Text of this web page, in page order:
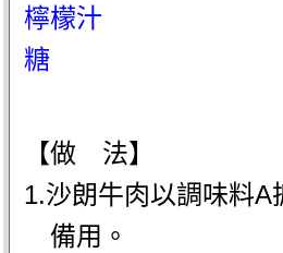
檸檬汁
糖
【做 法】
1.沙朗牛肉以調味料A
備用。